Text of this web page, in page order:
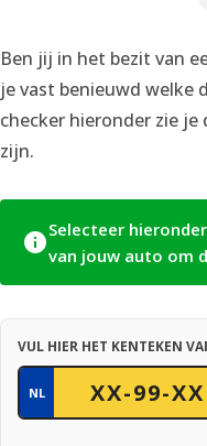
Ben jij in het bezit van
je vast benieuwd welke
checker hieronder zie
zijn.
Selecteer
van jouw auto om
VUL HIER HET KENTEKEN
NL